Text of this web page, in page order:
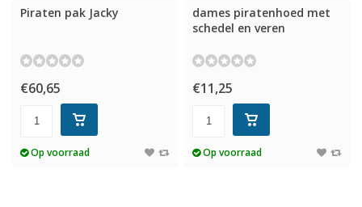
Piraten pak Jacky
€60,65
Op voorraad
dames piratenhoed met
schedel en veren
€11,25
Op voorraad